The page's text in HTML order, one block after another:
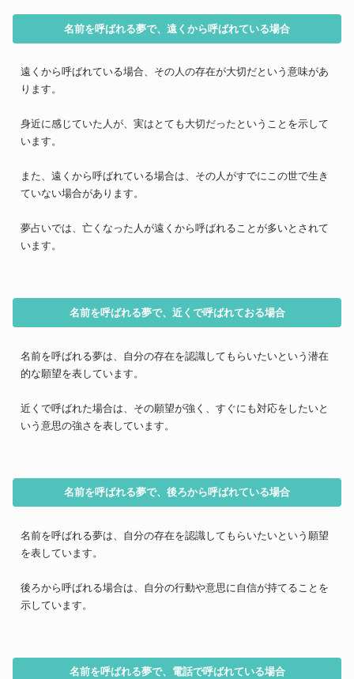
名前を呼ばれる夢で、遠くから呼ばれている場合
遠くから呼ばれている場合、その人の存在が大切だという意味があ
ります。
身近に感じていた人が、実はとても大切だったということを示して
います。
また、遠くから呼ばれている場合は、その人がすでにこの世で生き
ていない場合があります。
夢占いでは、亡くなった人が遠くから呼ばれることが多いとされて
います。
名前を呼ばれる夢で、近くで呼ばれておる場合
名前を呼ばれる夢は、自分の存在を認識してもらいたいという潜在
的な願望を表しています。
近くで呼ばれた場合は、その願望が強く、すぐにも対応をしたいと
いう意思の強さを表しています。
名前を呼ばれる夢で、後ろから呼ばれている場合
名前を呼ばれる夢は、自分の存在を認識してもらいたいという願望
を表しています。
後ろから呼ばれる場合は、自分の行動や意思に自信が持てることを
示しています。
名前を呼ばれる夢で、電話で呼ばれている場合